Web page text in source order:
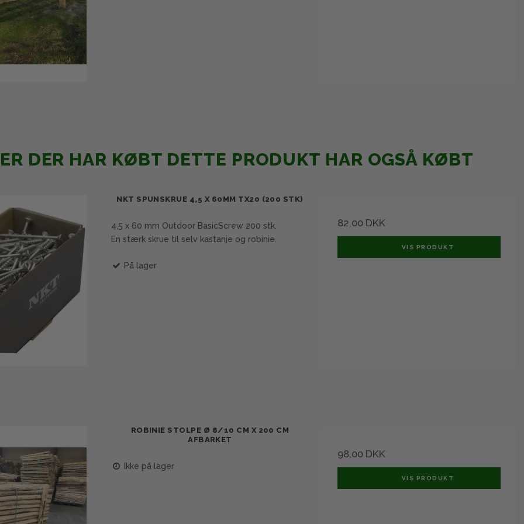
DER HAR KØBT DETTE PRODUKT HAR OGSÅ KØBT
NKT SPUNSKRUE 4,5 X 60MM TX20 (200 STK)
4,5 x 60 mm Outdoor BasicScrew 200 stk.
En stærk skrue til selv kastanje og robinie.
På lager
82,00 DKK
VIS PRODUKT
ROBINIE STOLPE Ø 8/10 CM X 200 CM
AFBARKET
Ikke på lager
98,00 DKK
VIS PRODUKT